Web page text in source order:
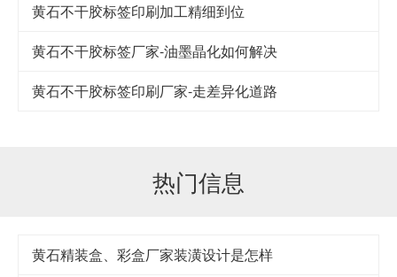
黄石不干胶标签印刷加工精细到位
黄石不干胶标签厂家-油墨晶化如何解决
黄石​不干胶标签印刷厂家-走差异化道路
热门信息
黄石精装盒、彩盒厂家装潢设计是怎样